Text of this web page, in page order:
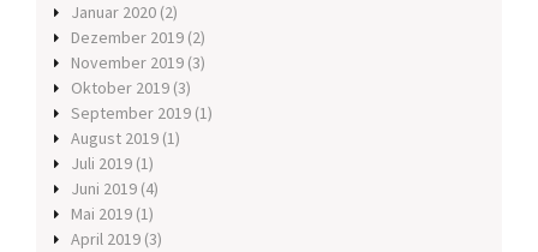
Januar 2020 (2)
Dezember 2019 (2)
November 2019 (3)
Oktober 2019 (3)
September 2019 (1)
August 2019 (1)
Juli 2019 (1)
Juni 2019 (4)
Mai 2019 (1)
April 2019 (3)